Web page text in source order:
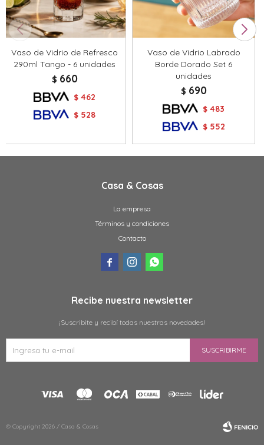
Vaso de Vidrio de Refresco
290ml Tango - 6 unidades
$ 660
$ 462
$ 528
Vaso de Vidrio Labrado
Borde Dorado Set 6
unidades
$ 690
$ 483
$ 552
Casa & Cosas
La empresa
Términos y condiciones
Contacto
  
Recibe nuestra newsletter
¡Suscribite y recibí todas nuestras novedades!
SUSCRIBIRME
© Copyright 2026 / Casa & Cosas